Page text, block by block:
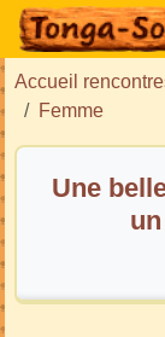
Accueil
Femme
Une